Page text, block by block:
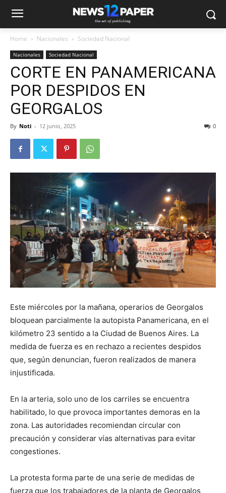
Home Nacionales Sociedad Nacional
Nacionales Sociedad Nacional
CORTE EN PANAMERICANA
POR DESPIDOS EN
GEORGALOS
By Noti - 12 junio, 2025 0
Este miércoles por la mañana, operarios de Georgalos
bloquean parcialmente la autopista Panamericana, en el
kilómetro 23 sentido a la Ciudad de Buenos Aires. La
medida de fuerza es en rechazo a recientes despidos
que, según denuncian, fueron realizados de manera
injustificada.
En la arteria, solo uno de los carriles se encuentra
habilitado, lo que provoca importantes demoras en la
zona. Las autoridades recomiendan circular con
precaución y considerar vías alternativas para evitar
congestiones.
La protesta forma parte de una serie de medidas de
fuerza que los trabajadores de la planta de Georgalos